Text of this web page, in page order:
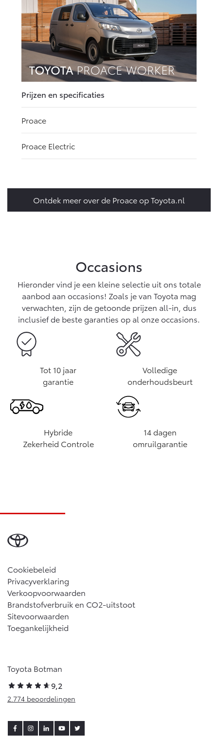
Prijzen en specificaties
Proace
Proace Electric
Ontdek meer over de Proace op Toyota.nl
Occasions
Hieronder vind je een kleine selectie uit ons totale
aanbod aan occasions! Zoals je van Toyota mag
verwachten, zijn de getoonde prijzen all-in, dus
inclusief de beste garanties op al onze occasions.
Tot 10 jaar
garantie
Volledige
onderhoudsbeurt
Hybride
Zekerheid Controle
14 dagen
omruilgarantie
Cookiebeleid
Privacyverklaring
Verkoopvoorwaarden
Brandstofverbruik en CO2-uitstoot
Sitevoorwaarden
Toegankelijkheid
Toyota Botman
9,2
2.774 beoordelingen